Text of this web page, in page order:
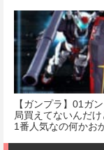
【ガンプラ】01ガ
局買えてないんだ
1番人気なの何かお